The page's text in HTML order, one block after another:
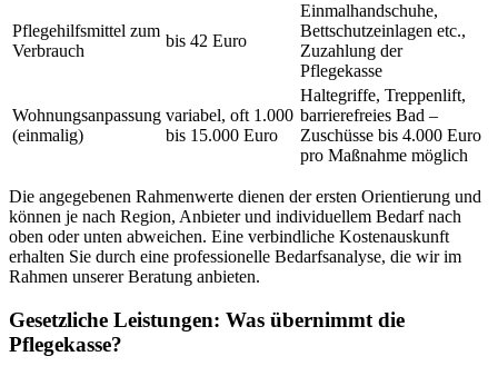
Pflegehilfsmittel zum
Verbrauch
bis 42 Euro
Einmalhandschuhe,
Bettschutzeinlagen etc.,
Zuzahlung der
Pflegekasse
Wohnungsanpassung
(einmalig)
variabel, oft 1.000
bis 15.000 Euro
Haltegriffe, Treppenlift,
barrierefreies Bad –
Zuschüsse bis 4.000 Euro
pro Maßnahme möglich
Die angegebenen Rahmenwerte dienen der ersten Orientierung und
können je nach Region, Anbieter und individuellem Bedarf nach
oben oder unten abweichen. Eine verbindliche Kostenauskunft
erhalten Sie durch eine professionelle Bedarfsanalyse, die wir im
Rahmen unserer Beratung anbieten.
Gesetzliche Leistungen: Was übernimmt die
Pflegekasse?